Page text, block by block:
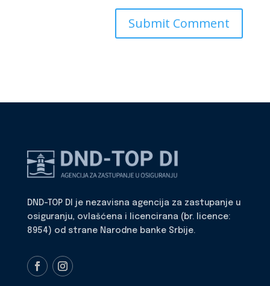
DND-TOP DI je nezavisna agencija za zastupanje u
osiguranju, ovlašćena i licencirana (br. licence:
8954) od strane Narodne banke Srbije.